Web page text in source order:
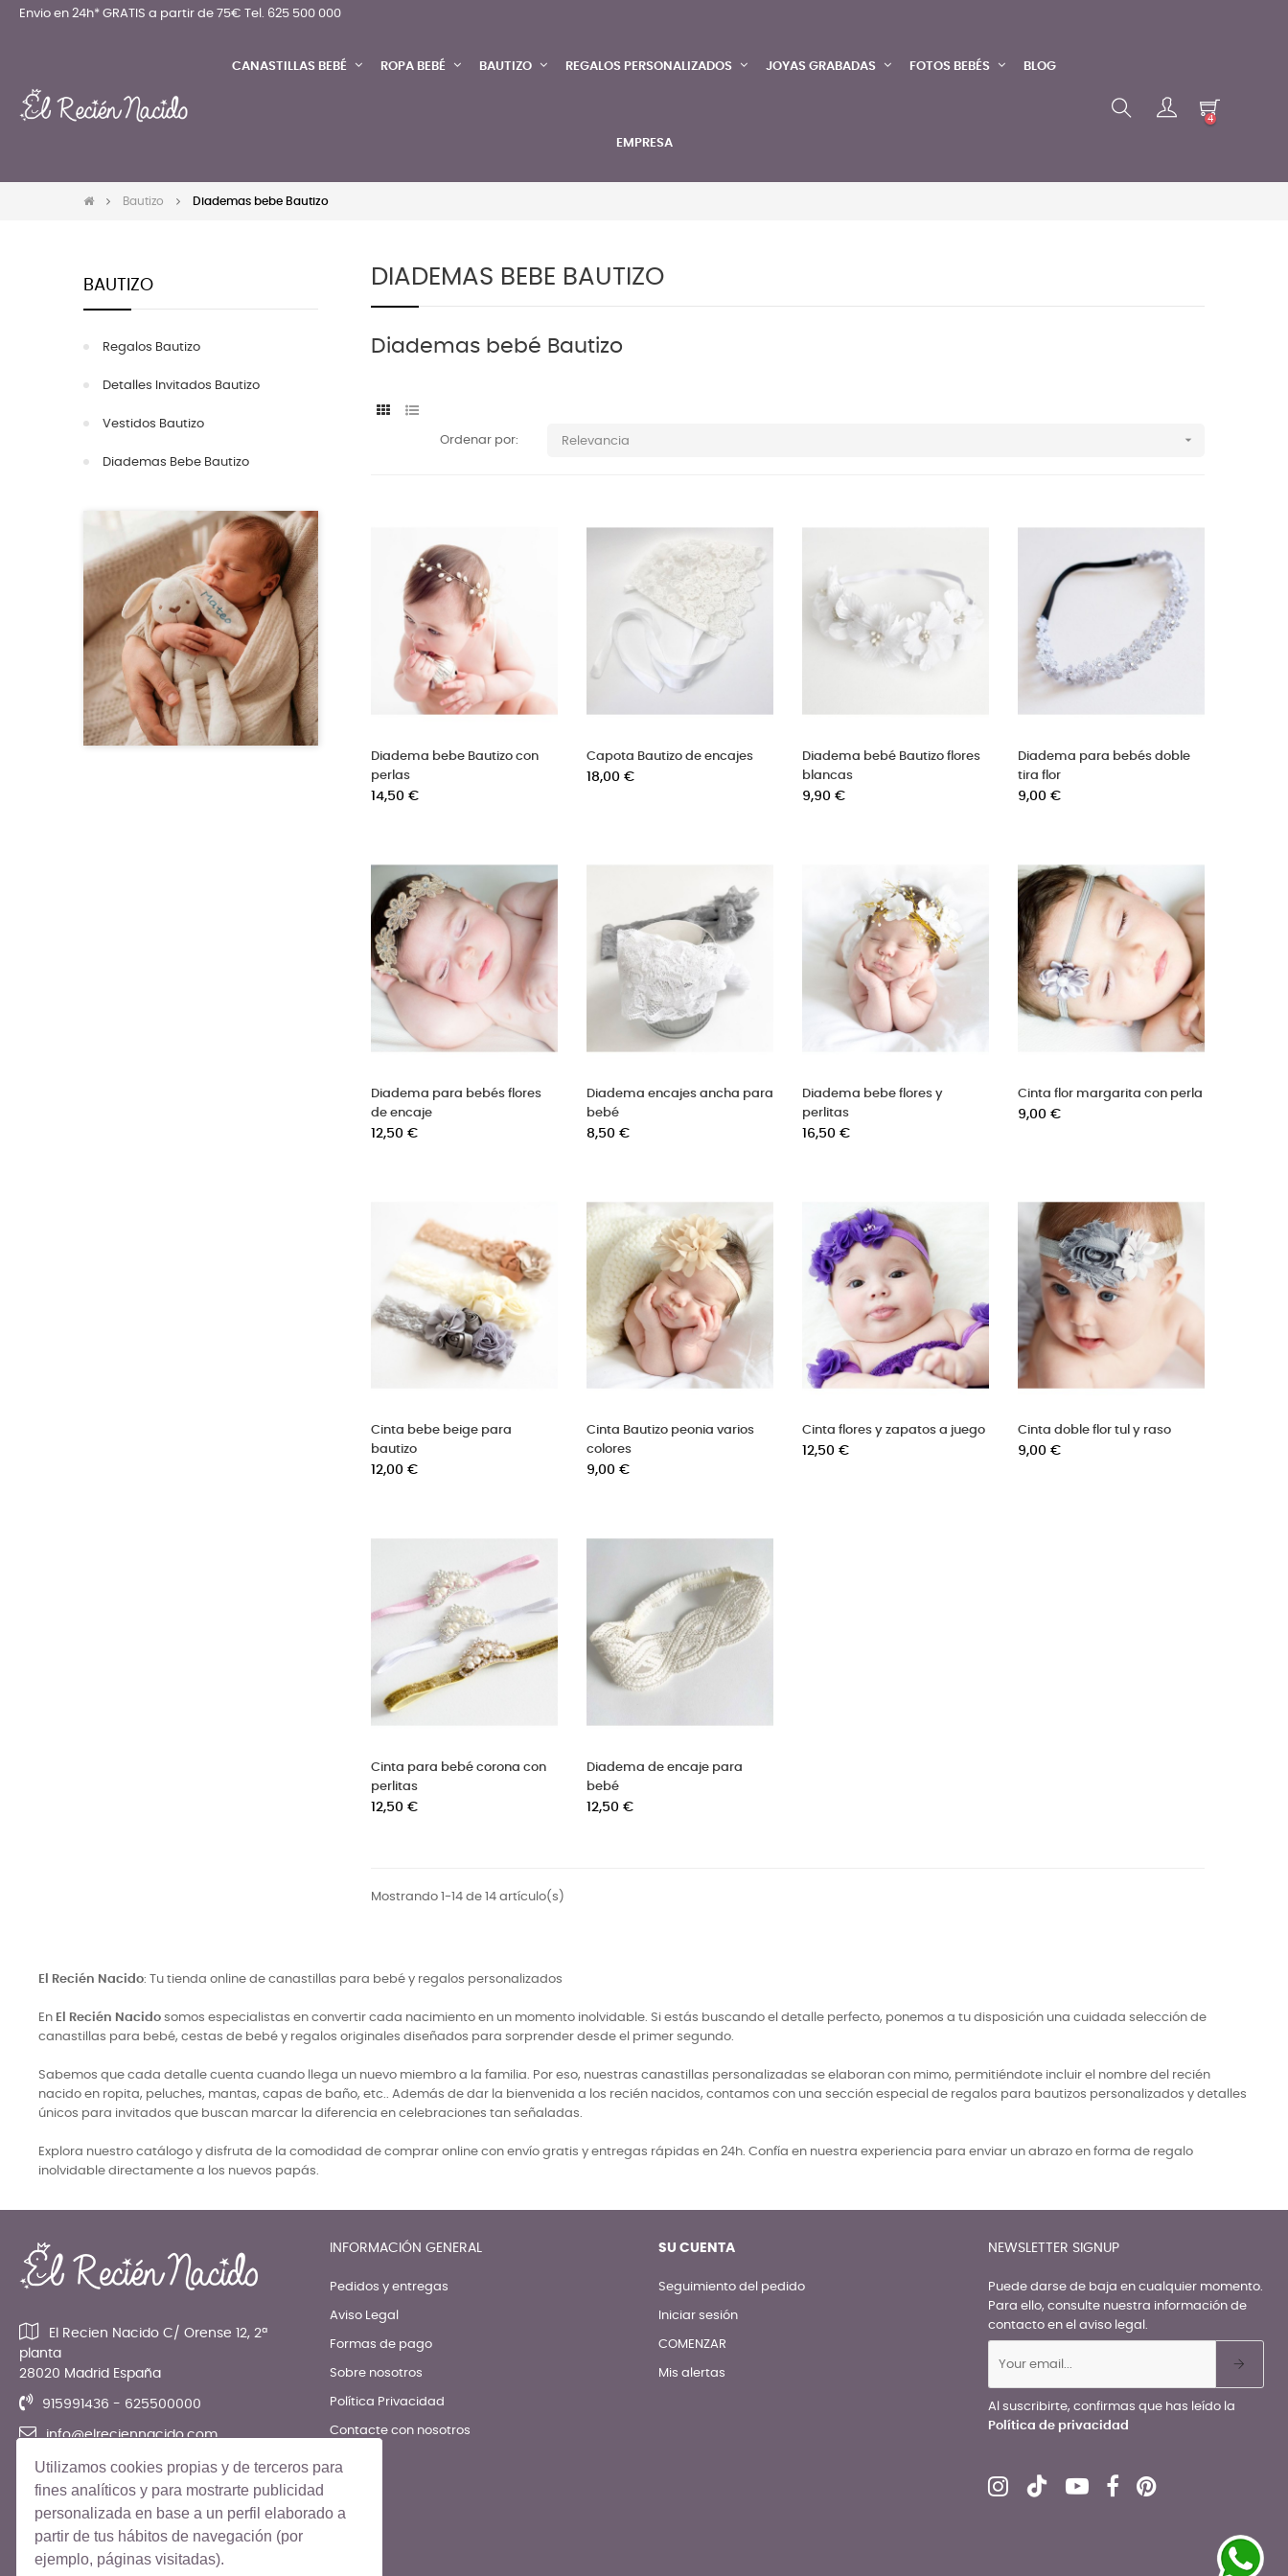
Utilizamos cookies propias y de terceros para
fines analíticos y para mostrarte publicidad
personalizada en base a un perfil elaborado a
partir de tus hábitos de navegación (por
ejemplo, páginas visitadas).
Envio en 24h* GRATIS a partir de 75€ Tel. 625 500 000
CANASTILLAS BEBÉ ROPA BEBÉ BAUTIZO REGALOS PERSONALIZADOS JOYAS GRABADAS FOTOS BEBÉS BLOG
EMPRESA
4
Bautizo Diademas bebe Bautizo
BAUTIZO
Regalos Bautizo
Detalles Invitados Bautizo
Vestidos Bautizo
Diademas Bebe Bautizo
DIADEMAS BEBE BAUTIZO
Diademas bebé Bautizo
Ordenar por: Relevancia 
Diadema bebe Bautizo con
perlas
Precio
14,50 €
Capota Bautizo de encajes
Precio
18,00 €
Diadema bebé Bautizo flores
blancas
Precio
9,90 €
Diadema para bebés doble
tira flor
Precio
9,00 €
Diadema para bebés flores
de encaje
Precio
12,50 €
Diadema encajes ancha para
bebé
Precio
8,50 €
Diadema bebe flores y
perlitas
Precio
16,50 €
Cinta flor margarita con perla
Precio
9,00 €
Cinta bebe beige para
bautizo
Precio
12,00 €
Cinta Bautizo peonia varios
colores
Precio
9,00 €
Cinta flores y zapatos a juego
Precio
12,50 €
Cinta doble flor tul y raso
Precio
9,00 €
Cinta para bebé corona con
perlitas
Precio
12,50 €
Diadema de encaje para
bebé
Precio
12,50 €
Mostrando 1-14 de 14 artículo(s)
El Recién Nacido: Tu tienda online de canastillas para bebé y regalos personalizados
En El Recién Nacido somos especialistas en convertir cada nacimiento en un momento inolvidable. Si estás buscando el detalle perfecto, ponemos a tu disposición una cuidada selección de
canastillas para bebé, cestas de bebé y regalos originales diseñados para sorprender desde el primer segundo.
Sabemos que cada detalle cuenta cuando llega un nuevo miembro a la familia. Por eso, nuestras canastillas personalizadas se elaboran con mimo, permitiéndote incluir el nombre del recién
nacido en ropita, peluches, mantas, capas de baño, etc.. Además de dar la bienvenida a los recién nacidos, contamos con una sección especial de regalos para bautizos personalizados y detalles
únicos para invitados que buscan marcar la diferencia en celebraciones tan señaladas.
Explora nuestro catálogo y disfruta de la comodidad de comprar online con envío gratis y entregas rápidas en 24h. Confía en nuestra experiencia para enviar un abrazo en forma de regalo
inolvidable directamente a los nuevos papás.
El Recien Nacido C/ Orense 12, 2ª
planta
28020 Madrid España
915991436 - 625500000
info@elreciennacido.com
INFORMACIÓN GENERAL
Pedidos y entregas
Aviso Legal
Formas de pago
Sobre nosotros
Política Privacidad
Contacte con nosotros
SU CUENTA
Seguimiento del pedido
Iniciar sesión
COMENZAR
Mis alertas
NEWSLETTER SIGNUP
Puede darse de baja en cualquier momento.
Para ello, consulte nuestra información de
contacto en el aviso legal.
Al suscribirte, confirmas que has leído la
Política de privacidad